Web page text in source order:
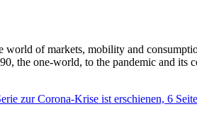
of markets, mobility and
the one-world, to the pandemic and
zur Corona-Krise ist erschienen, 6